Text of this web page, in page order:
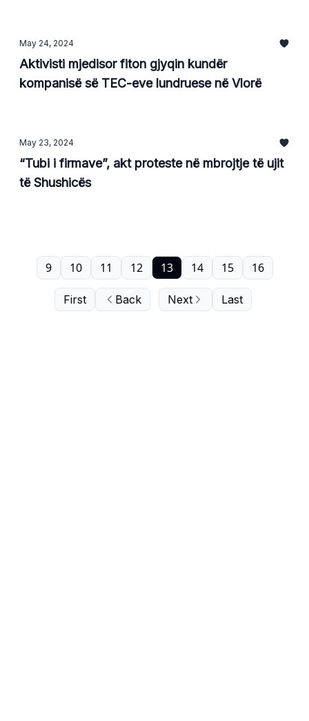
May 24, 2024
Aktivisti mjedisor fiton gjyqin kundër
kompanisë së TEC-eve lundruese në Vlorë
May 23, 2024
“Tubi i firmave”, akt proteste në mbrojtje të ujit
të Shushicës
First Back
9 10 11 12 13 14 15 16
Next Last